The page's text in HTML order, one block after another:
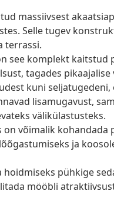
massiivsest
Selle tugev
terrassi.
see komplekt kaitstud
tagades
kuni
lisamugavust,
välikülastusteks.
on võimalik
ja
pühkige
mööbli